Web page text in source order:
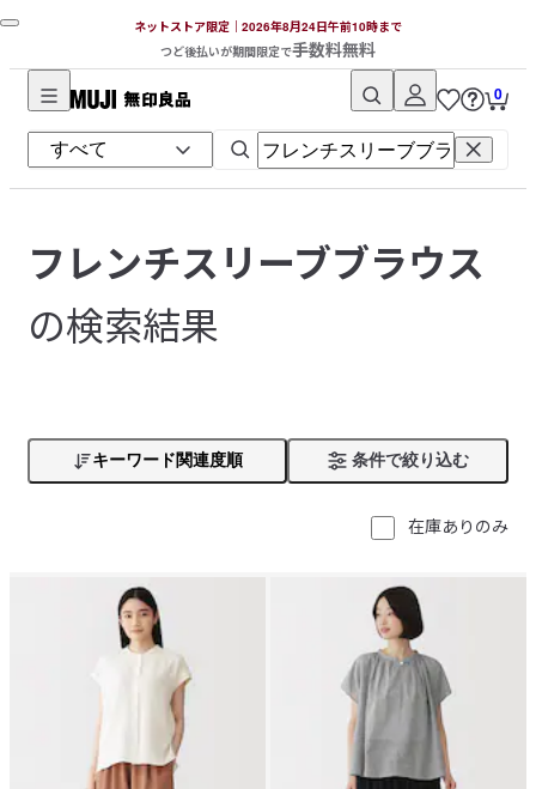
ネットストア限定｜2026年8月24日午前10時まで
つど後払いが期間限定で手数料無料
無
印
良
ネ
ッ
ト
ス
0
フレンチスリーブブラウス
の検索結果
キーワード関連度順 条件で絞り込む
在庫ありのみ